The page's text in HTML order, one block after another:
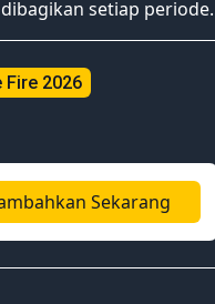
setiap periode.
Fire 2026
Sekarang